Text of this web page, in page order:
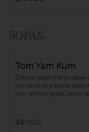
Tom Yam Kum
Clásica sopa thailandesa
camarones y suave
con  lemon grass, leche
$8.900